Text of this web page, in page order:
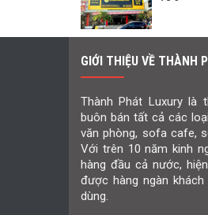
GIỚI THIỆU VỀ THÀNH
Thành Phát Luxury là
buôn bán tất cả các
văn phòng, sofa cafe,
Với trên 10 năm kinh
hàng đầu cả nước,
được hàng ngàn
dùng.